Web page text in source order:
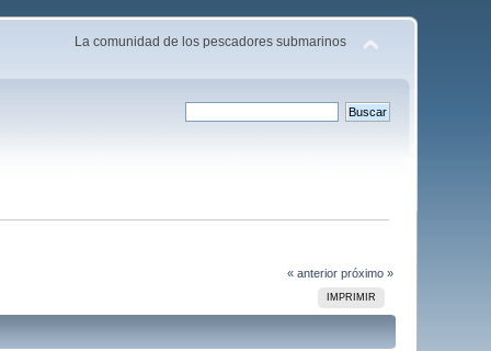
La comunidad de los pescadores submarinos
« anterior próximo »
IMPRIMIR